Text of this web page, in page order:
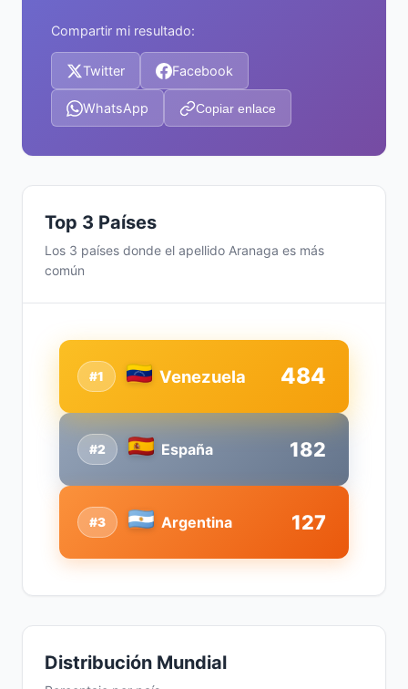
Compartir mi resultado:
Twitter Facebook
WhatsApp Copiar enlace
Top 3 Países
Los 3 países donde el apellido Aranaga es más
común
#2 España 182
#1 Venezuela 484
#3 Argentina 127
Distribución Mundial